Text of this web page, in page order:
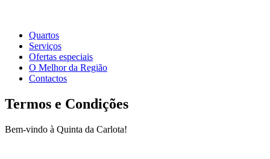
Quartos
Serviços
Ofertas especiais
O Melhor da Região
Contactos
Termos e Condições
Bem-vindo à Quinta da Carlota!